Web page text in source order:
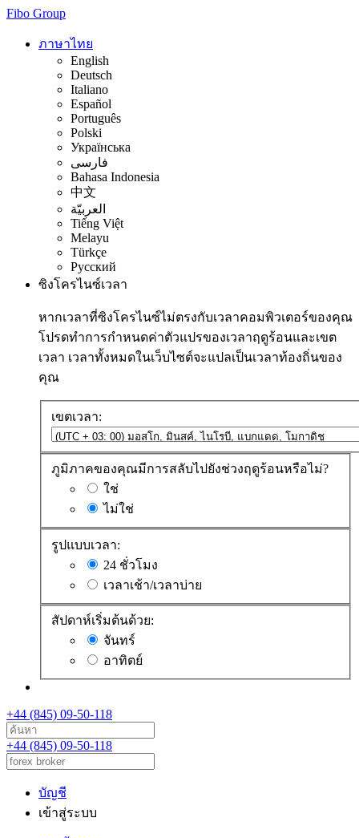
Fibo Group
ภาษาไทย
English
Deutsch
Italiano
Español
Português
Polski
Українська
فارسی
Bahasa Indonesia
中文
العربيّة
Tiếng Việt
Melayu
Türkçe
Русский
ซิงโครไนซ์เวลา
หากเวลาที่ซิงโครไนซ์ไม่ตรงกับเวลาคอมพิวเตอร์ของคุณ
โปรดทำการกำหนดค่าตัวแปรของเวลาฤดูร้อนและเขต
เวลา เวลาทั้งหมดในเว็บไซต์จะแปลเป็นเวลาท้องถิ่นของ
คุณ
เขตเวลา:
ภูมิภาคของคุณมีการสลับไปยังช่วงฤดูร้อนหรือไม่?
ใช่
ไม่ใช่
รูปแบบเวลา:
24 ชั่วโมง
เวลาเช้า/เวลาบ่าย
สัปดาห์เริ่มต้นด้วย:
จันทร์
อาทิตย์
+44 (845) 09-50-118
+44 (845) 09-50-118
บัญชี
เข้าสู่ระบบ